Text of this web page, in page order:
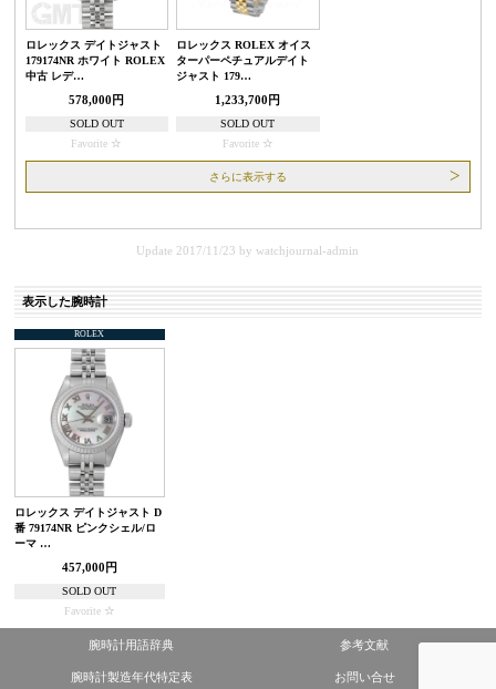
ロレックス デイトジャスト
179174NR ホワイト ROLEX
中古 レデ…
578,000円
SOLD OUT
Favorite
ロレックス ROLEX オイス
ターパーペチュアルデイト
ジャスト 179…
1,233,700円
SOLD OUT
Favorite
さらに表示する
Update 2017/11/23 bywatchjournal-admin
表示した腕時計
ROLEX
ロレックス デイトジャスト D
番 79174NR ピンクシェル/ロ
ーマ …
457,000円
SOLD OUT
Favorite
腕時計用語辞典 参考文献
腕時計製造年代特定表 お問い合せ